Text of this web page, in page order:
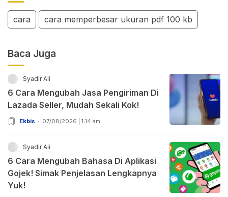
cara cara memperbesar ukuran pdf 100 kb
Baca Juga
Syadir Ali
6 Cara Mengubah Jasa Pengiriman Di
Lazada Seller, Mudah Sekali Kok!
Ekbis 07/08/2026 | 1:14 am
Syadir Ali
6 Cara Mengubah Bahasa Di Aplikasi
Gojek! Simak Penjelasan Lengkapnya
Yuk!